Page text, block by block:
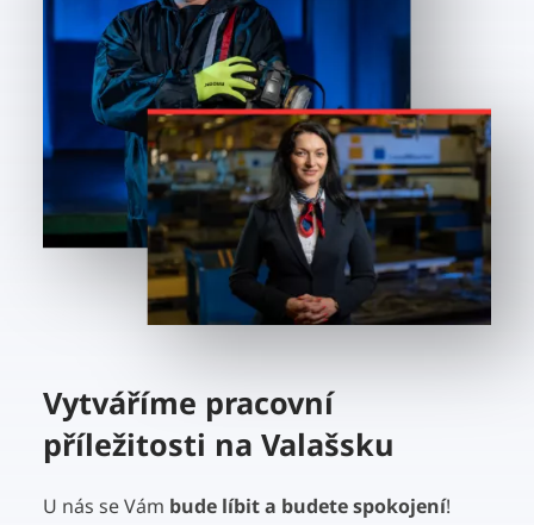
Vytváříme pracovní
příležitosti na Valašsku
U nás se Vám bude líbit a budete spokojení!